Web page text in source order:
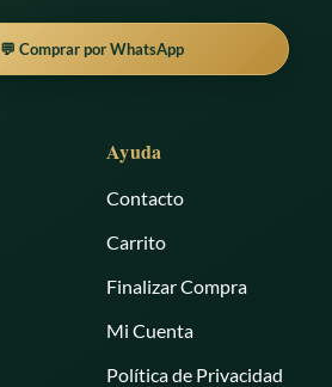
💬 Comprar por WhatsApp
Ayuda
Contacto
Carrito
Finalizar Compra
Mi Cuenta
Política de Privacidad